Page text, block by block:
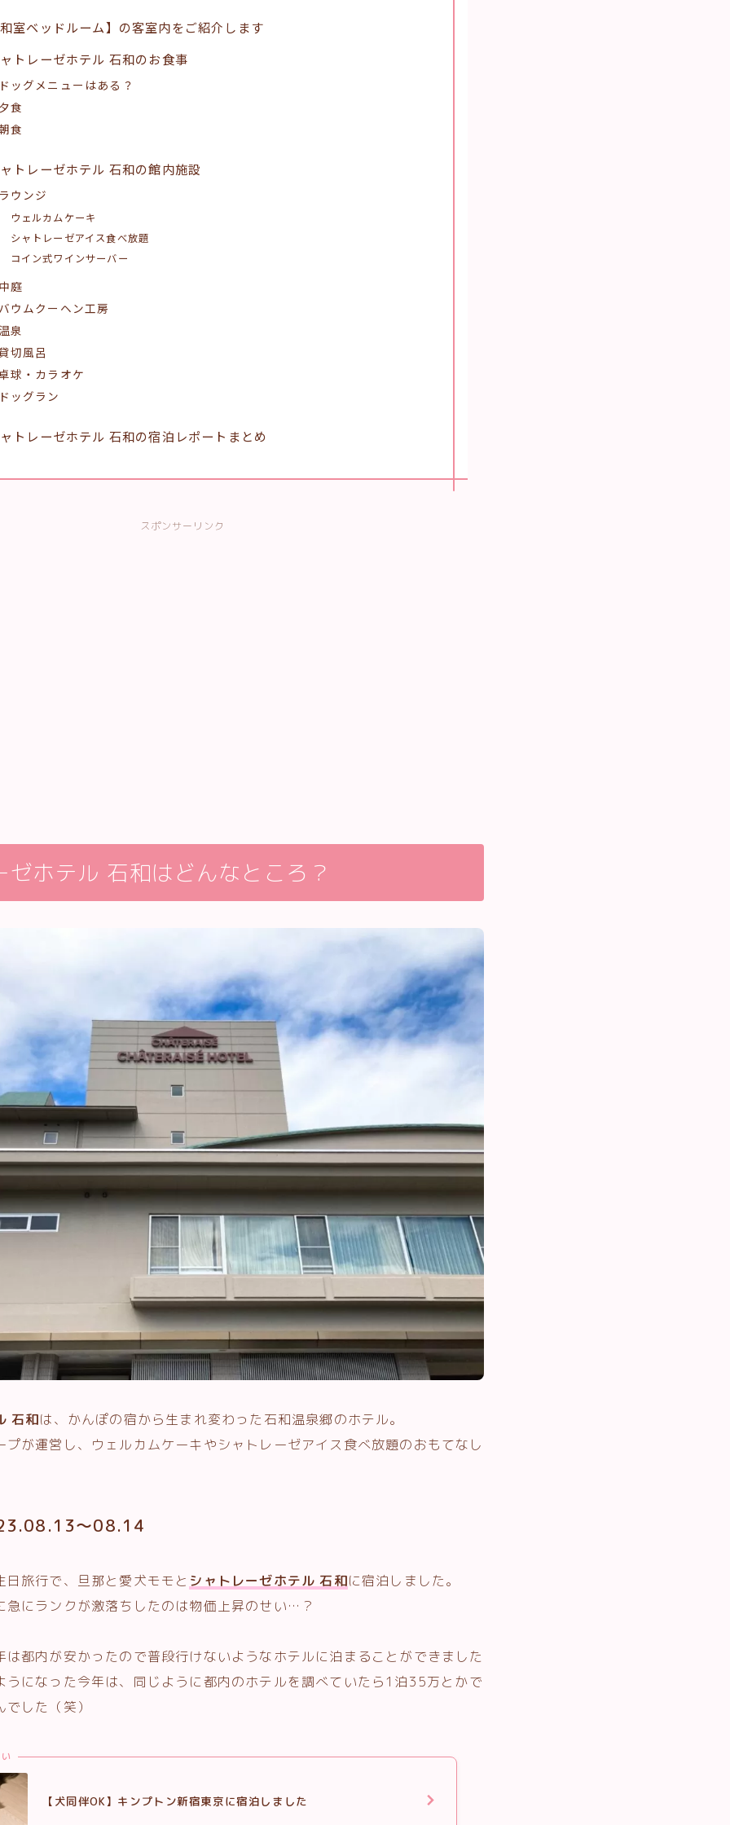
室ベッドルーム】の客室内をご紹介します
トレーゼホテル 石和のお食事
ッグメニューはある？
食
食
トレーゼホテル 石和の館内施設
ウンジ
ウェルカムケーキ
シャトレーゼアイス食べ放題
コイン式ワインサーバー
庭
ウムクーヘン工房
泉
切風呂
球・カラオケ
ッグラン
トレーゼホテル 石和の宿泊レポートまとめ
スポンサーリンク
ゼホテル 石和はどんなところ？
石和は、かんぽの宿から生まれ変わった石和温泉郷のホテル。
プが運営し、ウェルカムケーキやシャトレーゼアイス食べ放題のおもてなし
〜08.14
旅行で、旦那と愛犬モモと シャトレーゼホテル 石和に宿泊しました。
急にランクが激落ちしたのは物価上昇のせい…？
は都内が安かったので普段行けないようなホテルに泊まることができました
うになった今年は、同じように都内のホテルを調べていたら1泊35万とかで
した（笑）
【犬同伴OK】キンプトン新宿東京に宿泊しました